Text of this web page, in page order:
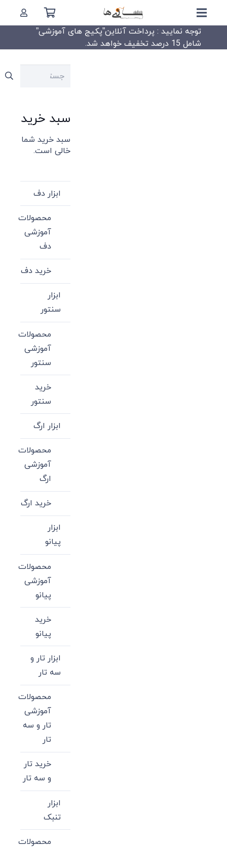
توجه نمایید : پرداخت آنلاین”پکیج های آموزشی”
شامل 15 درصد تخفیف خواهد شد.
جستجو
سبد خرید
سبد خرید شما
خالی است.
ابزار دف
محصولات
آموزشی
دف
خرید دف
ابزار
سنتور
محصولات
آموزشی
سنتور
خرید
سنتور
ابزار ارگ
محصولات
آموزشی
ارگ
خرید ارگ
ابزار
پیانو
محصولات
آموزشی
پیانو
خرید
پیانو
ابزار تار و
سه تار
محصولات
آموزشی
تار و سه
تار
خرید تار
و سه تار
ابزار
تنبک
محصولات